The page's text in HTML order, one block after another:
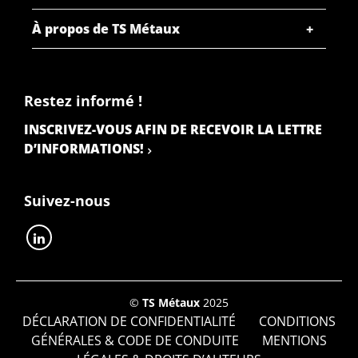
À propos de TS Métaux
Restez informé !
INSCRIVEZ-VOUS AFIN DE RECEVOIR LA LETTRE
D’INFORMATIONS!
Suivez-nous
© TS Métaux 2025
DÉCLARATION DE CONFIDENTIALITÉ
CONDITIONS
GÉNÉRALES & CODE DE CONDUITE
MENTIONS